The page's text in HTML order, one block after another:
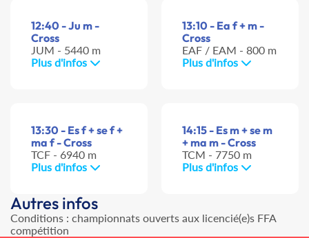
12:40 - Ju m -
Cross
JUM - 5440 m
Plus d'infos
13:10 - Ea f + m -
Cross
EAF / EAM - 800 m
Plus d'infos
13:30 - Es f + se f +
ma f - Cross
TCF - 6940 m
Plus d'infos
14:15 - Es m + se m
+ ma m - Cross
TCM - 7750 m
Plus d'infos
Autres infos
Conditions : championnats ouverts aux licencié(e)s FFA
compétition